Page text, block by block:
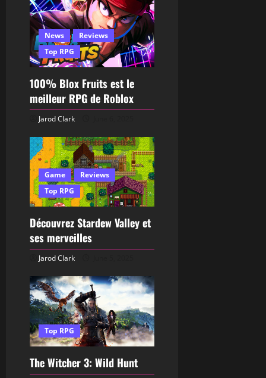
News
Reviews
Top RPG
100% Blox Fruits est le
meilleur RPG de Roblox
Jarod Clark
Game
Reviews
Top RPG
Découvrez Stardew Valley et
ses merveilles
Jarod Clark
Top RPG
The Witcher 3: Wild Hunt